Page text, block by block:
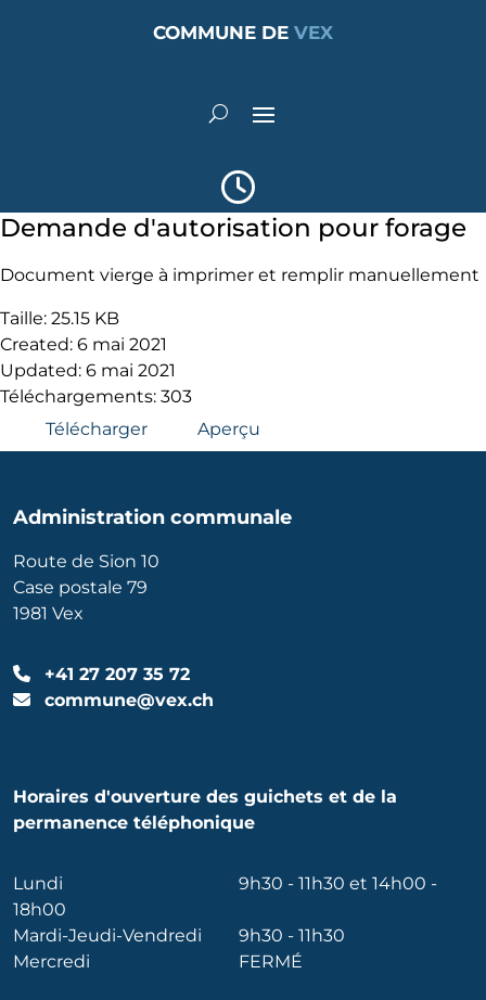
COMMUNE DE VEX
Demande d'autorisation pour forage
Document vierge à imprimer et remplir manuellement
Taille: 25.15 KB
Created: 6 mai 2021
Updated: 6 mai 2021
Téléchargements: 303
Télécharger
Aperçu
Administration communale
Route de Sion 10
Case postale 79
1981 Vex
+41 27 207 35 72
commune@vex.ch
Horaires d'ouverture des guichets et de la
permanence téléphonique
Lundi
9h30 - 11h30 et 14h00 -
18h00
Mardi-Jeudi-Vendredi
9h30 - 11h30
Mercredi
FERMÉ